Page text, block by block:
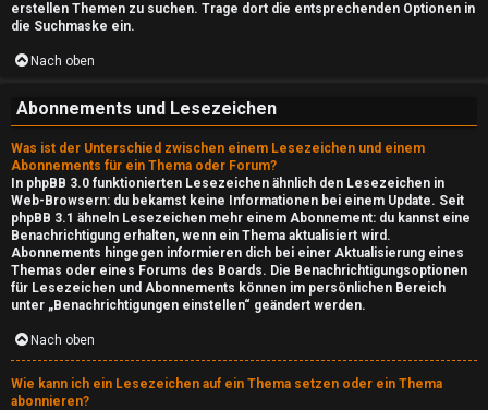
erstellen Themen zu suchen. Trage dort die entsprechenden Optionen in
die Suchmaske ein.
Nach oben
Abonnements und Lesezeichen
Was ist der Unterschied zwischen einem Lesezeichen und einem
Abonnements für ein Thema oder Forum?
In phpBB 3.0 funktionierten Lesezeichen ähnlich den Lesezeichen in
Web-Browsern: du bekamst keine Informationen bei einem Update. Seit
phpBB 3.1 ähneln Lesezeichen mehr einem Abonnement: du kannst eine
Benachrichtigung erhalten, wenn ein Thema aktualisiert wird.
Abonnements hingegen informieren dich bei einer Aktualisierung eines
Themas oder eines Forums des Boards. Die Benachrichtigungsoptionen
für Lesezeichen und Abonnements können im persönlichen Bereich
unter „Benachrichtigungen einstellen“ geändert werden.
Nach oben
Wie kann ich ein Lesezeichen auf ein Thema setzen oder ein Thema
abonnieren?
M
u
s
i
c
b
o
x
↳